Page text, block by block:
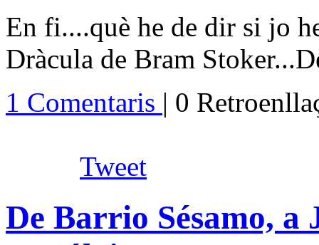
En fi....què he de dir si jo
Dràcula de Bram
1 Comentaris | 0
Tweet
De Barrio Sésamo, a